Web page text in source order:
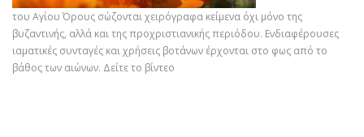
του Αγίου Όρους σώζονται χειρόγραφα κείμενα όχι μόνο της
βυζαντινής, αλλά και της προχριστιανικής περιόδου. Ενδιαφέρουσες
ιαματικές συνταγές και χρήσεις βοτάνων έρχονται στο φως από το
βάθος των αιώνων. Δείτε το βίντεο